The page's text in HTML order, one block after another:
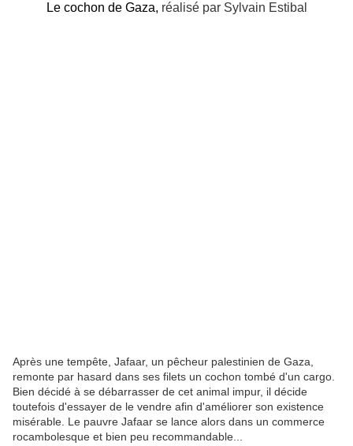
Le cochon de Gaza, réalisé par Sylvain Estibal
Après une tempête, Jafaar, un pêcheur palestinien de Gaza,
remonte par hasard dans ses filets un cochon tombé d'un cargo.
Bien décidé à se débarrasser de cet animal impur, il décide
toutefois d'essayer de le vendre afin d'améliorer son existence
misérable. Le pauvre Jafaar se lance alors dans un commerce
rocambolesque et bien peu recommandable...